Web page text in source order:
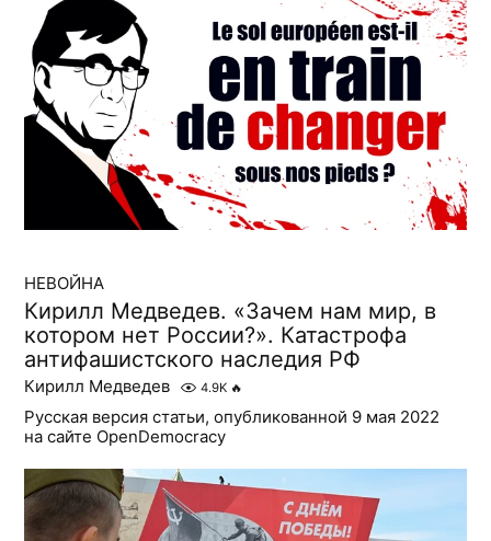
НЕВОЙНА
Кирилл Медведев. «Зачем нам мир, в
котором нет России?». Катастрофа
антифашистского наследия РФ
Кирилл Медведев 4.9K 🔥
Русская версия статьи, опубликованной 9 мая 2022
на сайте OpenDemocracy